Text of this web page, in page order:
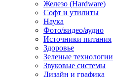
Железо (Hardware)
Софт и утилиты
Наука
Фото/видео/аудио
Источники питания
Здоровье
Зеленые технологии
Звуковые системы
Дизайн и графика